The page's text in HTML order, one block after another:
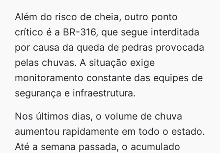
Além do risco de cheia, outro ponto
crítico é a BR-316, que segue interditada
por causa da queda de pedras provocada
pelas chuvas. A situação exige
monitoramento constante das equipes de
segurança e infraestrutura.
Nos últimos dias, o volume de chuva
aumentou rapidamente em todo o estado.
Até a semana passada, o acumulado